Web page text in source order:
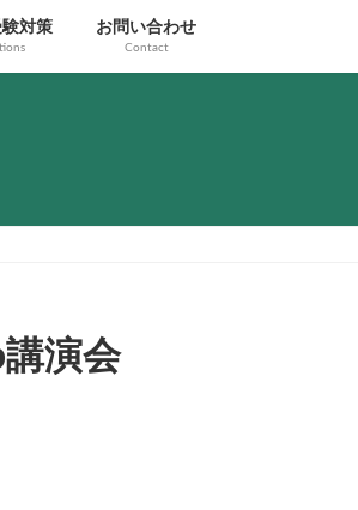
対策 お問い合わせ
Contact
演会